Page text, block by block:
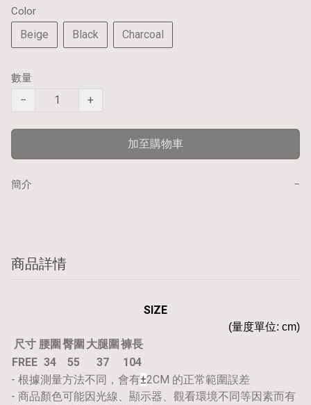
Color
Beige Black Charcoal
數量
− +
加至購物車
簡介 −
商品詳情
SIZE
(量度單位: cm)
尺寸 腰圍 臀圍 大腿圍 褲長
FREE 34 55 37
104
- 根據測量方法不同，會有±2CM 的正常範圍誤差
- 商品顏色可能因光線、顯示器、觀看環境不同等因素而有